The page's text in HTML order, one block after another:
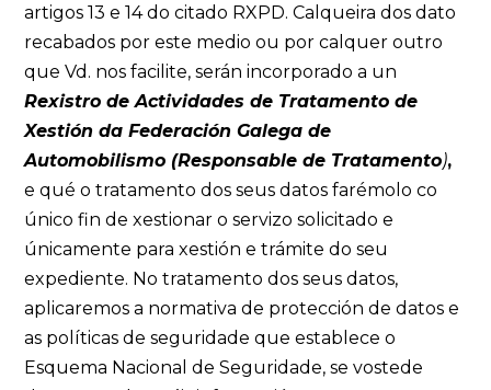
artigos 13 e 14 do citado RXPD. Calqueira dos dato
recabados por este medio ou por calquer outro
que Vd. nos facilite, serán incorporado a un
Rexistro de Actividades de Tratamento de
Xestión da Federación Galega de
Automobilismo (Responsable de Tratamento),
e qué o tratamento dos seus datos farémolo co
único fin de xestionar o servizo solicitado e
únicamente para xestión e trámite do seu
expediente. No tratamento dos seus datos,
aplicaremos a normativa de protección de datos e
as políticas de seguridade que establece o
Esquema Nacional de Seguridade, se vostede